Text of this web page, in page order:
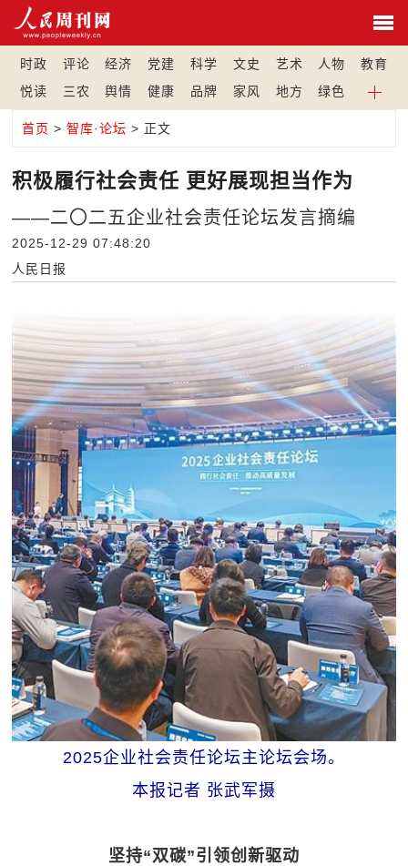
时政 评论 经济 党建 科学 文史 艺术 人物
教育
悦读
三农 舆情 健康 品牌 家风 地方 绿色
首页 >智库·论坛 > 正文
积极履行社会责任 更好展现担当作为
——二〇二五企业社会责任论坛发言摘编
2025-12-29 07:48:20
人民日报
2025企业社会责任论坛主论坛会场。
本报记者 张武军摄
坚持“双碳”引领创新驱动